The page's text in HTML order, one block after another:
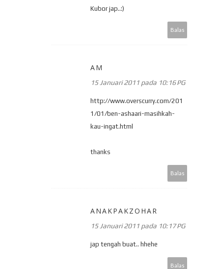
Kubor jap..:)
Balas
AM
15 Januari 2011 pada 10:16 PG
http://www.overscurry.com/201
1/01/ben-ashaari-masihkah-
kau-ingat.html
thanks
Balas
ANAKPAKZOHAR
15 Januari 2011 pada 10:17 PG
jap tengah buat.. hhehe
Balas